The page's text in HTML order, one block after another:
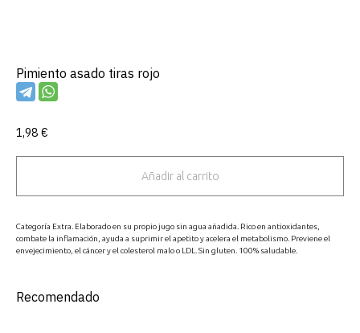
Pimiento asado tiras rojo
1,98 €
Añadir al carrito
Categoría Extra. Elaborado en su propio jugo sin agua añadida. Rico en antioxidantes,
combate la inflamación, ayuda a suprimir el apetito y acelera el metabolismo. Previene el
envejecimiento, el cáncer y el colesterol malo o LDL. Sin gluten. 100% saludable.
Recomendado